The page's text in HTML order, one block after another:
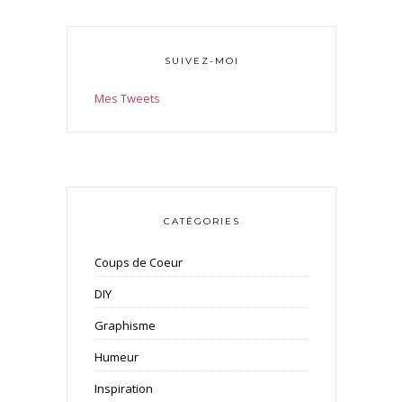
SUIVEZ-MOI
Mes Tweets
CATÉGORIES
Coups de Coeur
DIY
Graphisme
Humeur
Inspiration